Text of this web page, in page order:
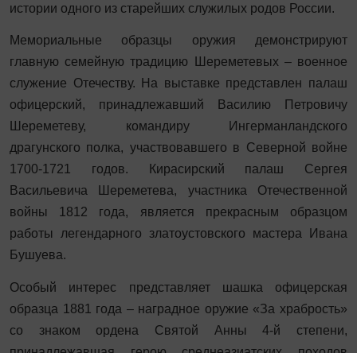
истории одного из старейших служилых родов России.
Мемориальные образцы оружия демонстрируют
главную семейную традицию Шереметевых – военное
служение Отечеству. На выставке представлен палаш
офицерский, принадлежавший Василию Петровичу
Шереметеву, командиру Ингерманландского
драгунского полка, участвовавшего в Северной войне
1700-1721 годов. Кирасирский палаш Сергея
Васильевича Шереметева, участника Отечественной
войны 1812 года, является прекрасным образцом
работы легендарного златоустовского мастера Ивана
Бушуева.
Особый интерес представляет шашка офицерская
образца 1881 года – наградное оружие «За храбрость»
со знаком ордена Святой Анны 4-й степени,